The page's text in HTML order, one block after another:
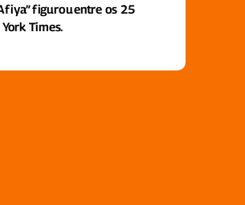
figurou entre os 25
Times.